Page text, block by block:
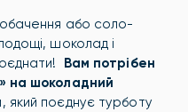
або соло-
шоколад і
Вам потрібен
на шоколадний
поєднує турботу